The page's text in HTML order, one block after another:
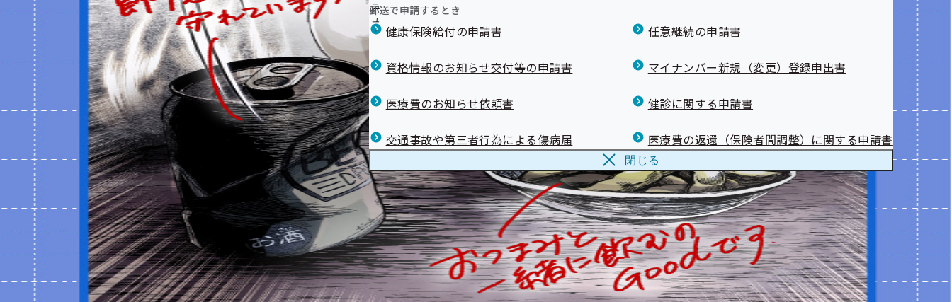
ニ
ュ
ー
郵送で申請するとき
健康保険給付の申請書 任意継続の申請書
資格情報のお知らせ交付等の申請書 マイナンバー新規（変更）登録申出書
医療費のお知らせ依頼書 健診に関する申請書
交通事故や第三者行為による傷病届 医療費の返還（保険者間調整）に関する申請書
閉じる